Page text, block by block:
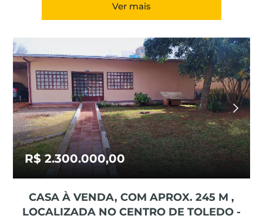
Ver mais
R$ 2.300.000,00
CASA À VENDA, COM APROX. 245 M ,
LOCALIZADA NO CENTRO DE TOLEDO -